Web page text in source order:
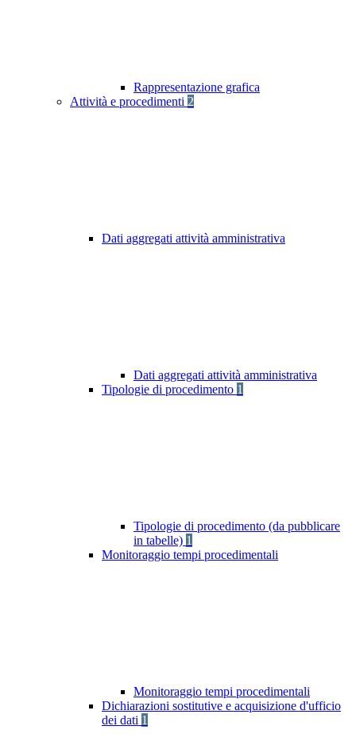
Rappresentazione grafica
Attività e procedimenti 2
Dati aggregati attività amministrativa
Dati aggregati attività amministrativa
Tipologie di procedimento 1
Tipologie di procedimento (da pubblicare
in tabelle) 1
Monitoraggio tempi procedimentali
Monitoraggio tempi procedimentali
Dichiarazioni sostitutive e acquisizione d'ufficio
dei dati 1